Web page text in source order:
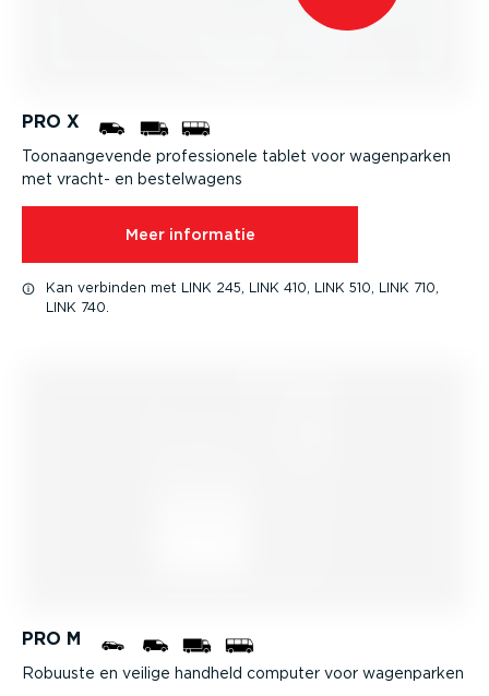
PRO X
Toonaan­ge­vende profes­si­onele tablet voor wagenparken
met vracht- en bestel­wagens
Meer informatie
Kan verbinden met LINK 245, LINK 410, LINK 510, LINK 710,
LINK 740.
PRO M
Robuuste en veilige handheld computer voor wagenparken